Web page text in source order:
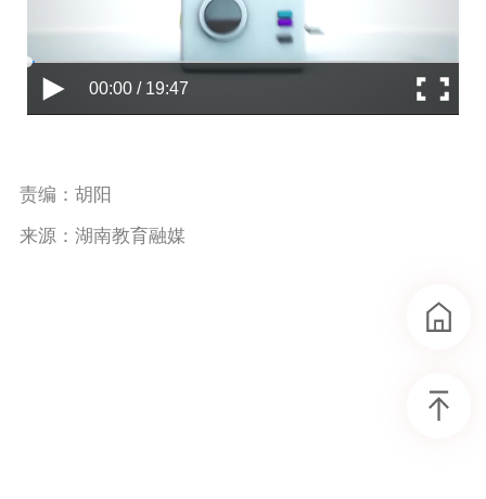
00:00 / 19:47
责编：胡阳
来源：湖南教育融媒